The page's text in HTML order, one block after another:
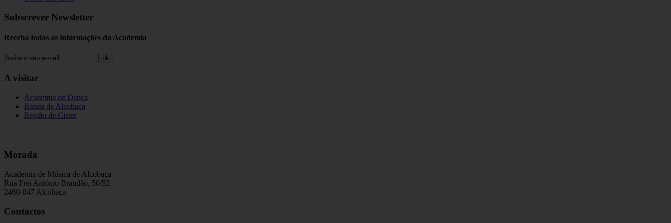
Subscrever Newsletter
Receba todas as informações da Academia
ok
A visitar
Academia de Dança
Banda de Alcobaça
Região de Cister
Morada
Academia de Música de Alcobaça
Rua Frei António Brandão, 50/52
2460-047 Alcobaça
Contactos